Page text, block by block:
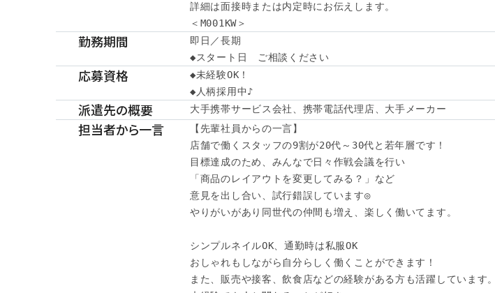
詳細は面接時または内定時にお伝えします。
＜M001KW＞
勤務期間
即日／長期
◆スタート日　ご相談ください
応募資格
◆未経験OK！
◆人柄採用中♪
派遣先の概要 大手携帯サービス会社、携帯電話代理店、大手メーカー
担当者から一言
【先輩社員からの一言】
店舗で働くスタッフの9割が20代～30代と若年層です！
目標達成のため、みんなで日々作戦会議を行い
「商品のレイアウトを変更してみる？」など
意見を出し合い、試行錯誤しています◎
やりがいがあり同世代の仲間も増え、楽しく働いてます。
シンプルネイルOK、通勤時は私服OK
おしゃれもしながら自分らしく働くことができます！
また、販売や接客、飲食店などの経験がある方も活躍しています。